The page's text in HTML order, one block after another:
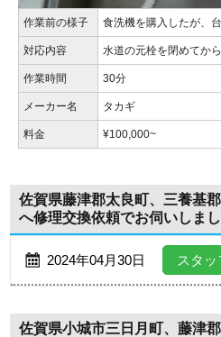
作業前の様子 食洗機を購入したが、
対応内容 水道の元栓を閉めてか
作業時間 30分
メーカー名 タカギ
料金 ¥100,000~
佐賀県藤津郡太良町、三養基
へ修理交換依頼でお伺いしまし
2024年04月30日 スタ
佐賀県小城市三日月町、藤津